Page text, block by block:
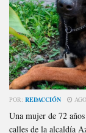
POR: REDACCIÓN
Una mujer de 72
calles de la alcaldía